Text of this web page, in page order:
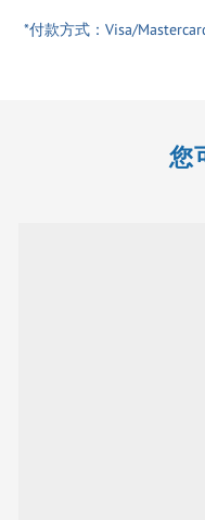
*付款方式：Visa/
您